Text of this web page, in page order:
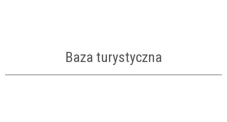
Baza turystyczna